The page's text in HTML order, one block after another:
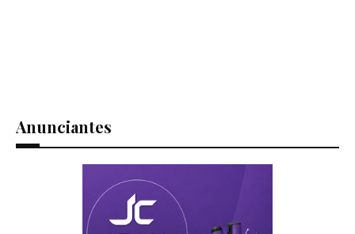
Anunciantes